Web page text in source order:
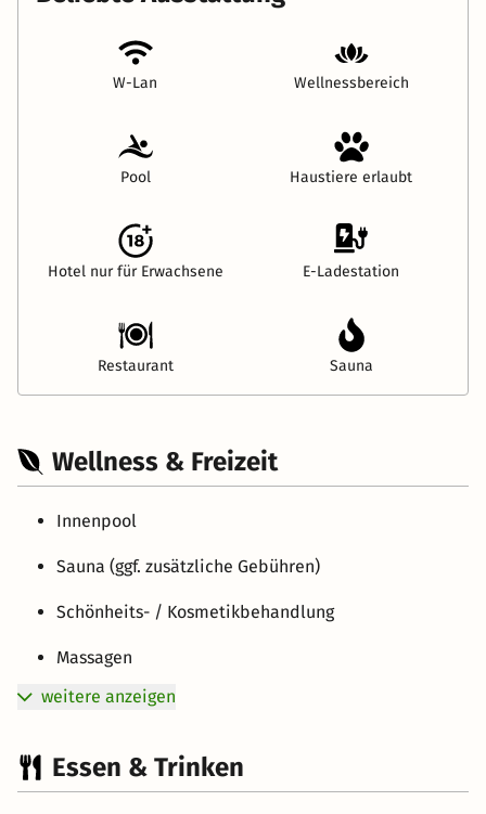
W-Lan Wellnessbereich
Pool Haustiere erlaubt
Hotel nur für Erwachsene E-Ladestation
Restaurant Sauna
Wellness & Freizeit
Innenpool
Sauna (ggf. zusätzliche Gebühren)
Schönheits- / Kosmetikbehandlung
Massagen
weitere anzeigen
Essen & Trinken